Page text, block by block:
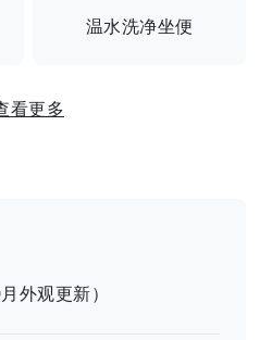
温水洗净坐便
看更多
外观更新）